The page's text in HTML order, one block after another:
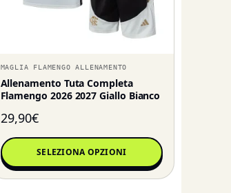
MAGLIA FLAMENGO ALLENAMENTO
Allenamento Tuta Completa
Flamengo 2026 2027 Giallo Bianco
29,90€
SELEZIONA OPZIONI